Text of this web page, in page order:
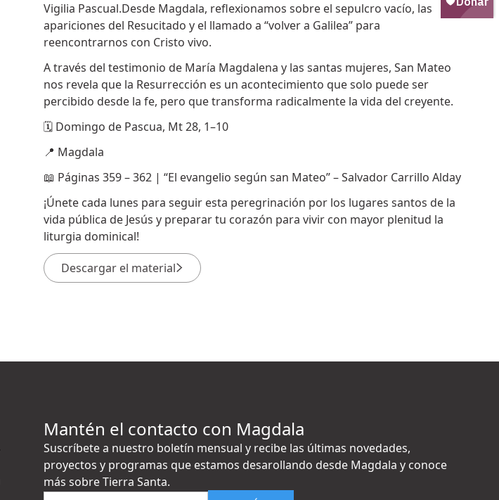
Vigilia Pascual.Desde Magdala, reflexionamos sobre el sepulcro vacío, las
apariciones del Resucitado y el llamado a “volver a Galilea” para
reencontrarnos con Cristo vivo.
A través del testimonio de María Magdalena y las santas mujeres, San Mateo
nos revela que la Resurrección es un acontecimiento que solo puede ser
percibido desde la fe, pero que transforma radicalmente la vida del creyente.
🗓 Domingo de Pascua, Mt 28, 1–10
📍 Magdala
📖 Páginas 359 – 362 | “El evangelio según san Mateo” – Salvador Carrillo Alday
¡Únete cada lunes para seguir esta peregrinación por los lugares santos de la
vida pública de Jesús y preparar tu corazón para vivir con mayor plenitud la
liturgia dominical!
Descargar el material
Mantén el contacto con Magdala
Suscríbete a nuestro boletín mensual y recibe las últimas novedades,
proyectos y programas que estamos desarollando desde Magdala y conoce
más sobre Tierra Santa.